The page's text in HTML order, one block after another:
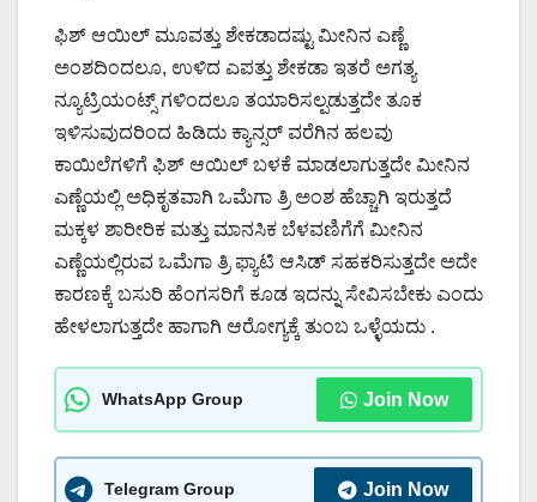
ಫಿಶ್ ಆಯಿಲ್ ಮೂವತ್ತು ಶೇಕಡಾದಷ್ಟು ಮೀನಿನ ಎಣ್ಣೆ
ಅಂಶದಿಂದಲೂ, ಉಳಿದ ಎಪತ್ತು ಶೇಕಡಾ ಇತರೆ ಅಗತ್ಯ
ನ್ಯೂಟ್ರಿಯಂಟ್ಸ್ ಗಳಿಂದಲೂ ತಯಾರಿಸಲ್ಪಡುತ್ತದೇ ತೂಕ
ಇಳಿಸುವುದರಿಂದ ಹಿಡಿದು ಕ್ಯಾನ್ಸರ್ ವರೆಗಿನ ಹಲವು
ಕಾಯಿಲೆಗಳಿಗೆ ಫಿಶ್ ಆಯಿಲ್ ಬಳಕೆ ಮಾಡಲಾಗುತ್ತದೇ ಮೀನಿನ
ಎಣ್ಣೆಯಲ್ಲಿ ಅಧಿಕೃತವಾಗಿ ಒಮೆಗಾ ತ್ರಿ ಅಂಶ ಹೆಚ್ಚಾಗಿ ಇರುತ್ತದೆ
ಮಕ್ಕಳ ಶಾರೀರಿಕ ಮತ್ತು ಮಾನಸಿಕ ಬೆಳವಣಿಗೆಗೆ ಮೀನಿನ
ಎಣ್ಣೆಯಲ್ಲಿರುವ ಒಮೆಗಾ ತ್ರಿ ಫ್ಯಾಟಿ ಆಸಿಡ್ ಸಹಕರಿಸುತ್ತದೇ ಅದೇ
ಕಾರಣಕ್ಕೆ ಬಸುರಿ ಹೆಂಗಸರಿಗೆ ಕೂಡ ಇದನ್ನು ಸೇವಿಸಬೇಕು ಎಂದು
ಹೇಳಲಾಗುತ್ತದೇ ಹಾಗಾಗಿ ಆರೋಗ್ಯಕ್ಕೆ ತುಂಬ ಒಳ್ಳೆಯದು .
WhatsApp Group Join Now
Telegram Group Join Now